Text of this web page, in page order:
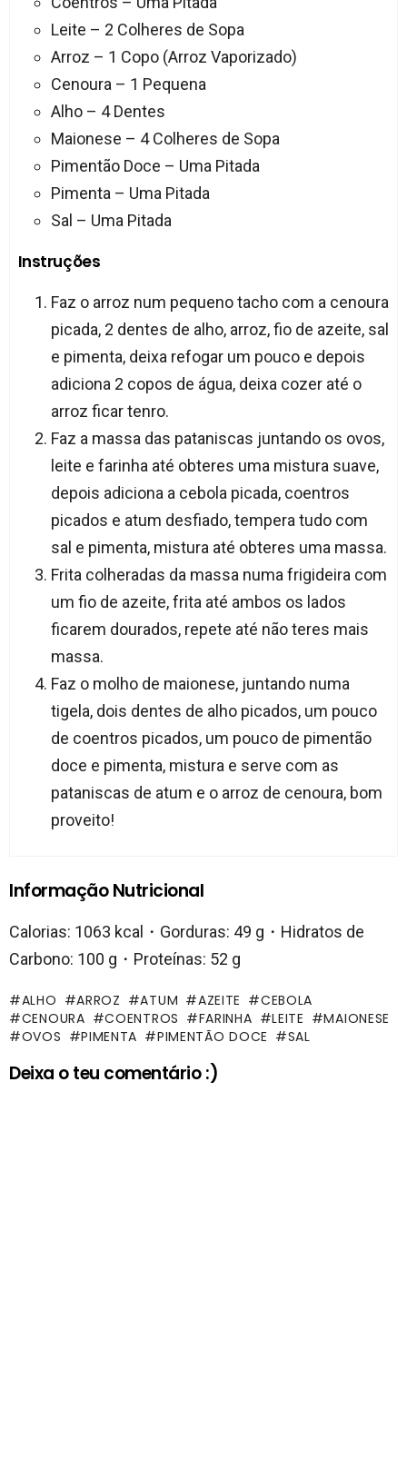
Leite – 2 Colheres de Sopa
Arroz – 1 Copo (Arroz Vaporizado)
Cenoura – 1 Pequena
Alho – 4 Dentes
Maionese – 4 Colheres de Sopa
Pimentão Doce – Uma Pitada
Pimenta – Uma Pitada
Sal – Uma Pitada
Instruções
Faz o arroz num pequeno tacho com a cenoura
picada, 2 dentes de alho, arroz, fio de azeite, sal
e pimenta, deixa refogar um pouco e depois
adiciona 2 copos de água, deixa cozer até o
arroz ficar tenro.
Faz a massa das pataniscas juntando os ovos,
leite e farinha até obteres uma mistura suave,
depois adiciona a cebola picada, coentros
picados e atum desfiado, tempera tudo com
sal e pimenta, mistura até obteres uma massa.
Frita colheradas da massa numa frigideira com
um fio de azeite, frita até ambos os lados
ficarem dourados, repete até não teres mais
massa.
Faz o molho de maionese, juntando numa
tigela, dois dentes de alho picados, um pouco
de coentros picados, um pouco de pimentão
doce e pimenta, mistura e serve com as
pataniscas de atum e o arroz de cenoura, bom
proveito!
Informação Nutricional
Calorias: 1063 kcal・Gorduras: 49 g・Hidratos de
Carbono: 100 g・Proteínas: 52 g
ALHO ARROZ ATUM AZEITE
CEBOLA
CENOURA
COENTROS FARINHA LEITE
MAIONESE
OVOS
PIMENTA PIMENTÃO DOCE SAL
Deixa o teu comentário :)